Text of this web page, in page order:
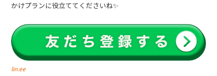
かけプランに役立ててくださいね✨
lin.ee